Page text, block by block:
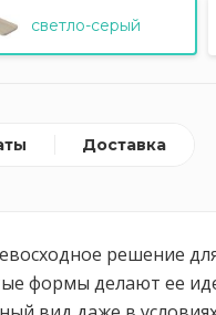
светло-серый
Доставка
решение
формы делают ее